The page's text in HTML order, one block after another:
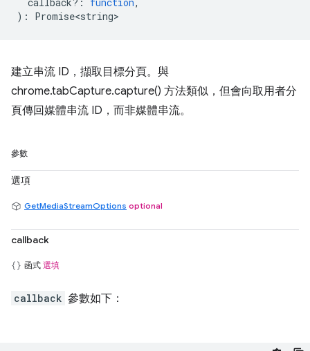
) : Promise<string>
建立串流 ID，擷取目標分頁。與
chrome.tabCapture.capture() 方法類似，但會向取用者分
頁傳回媒體串流 ID，而非媒體串流。
參數
選項
GetMediaStreamOptions optional
callback
函式 選填
callback 參數如下：